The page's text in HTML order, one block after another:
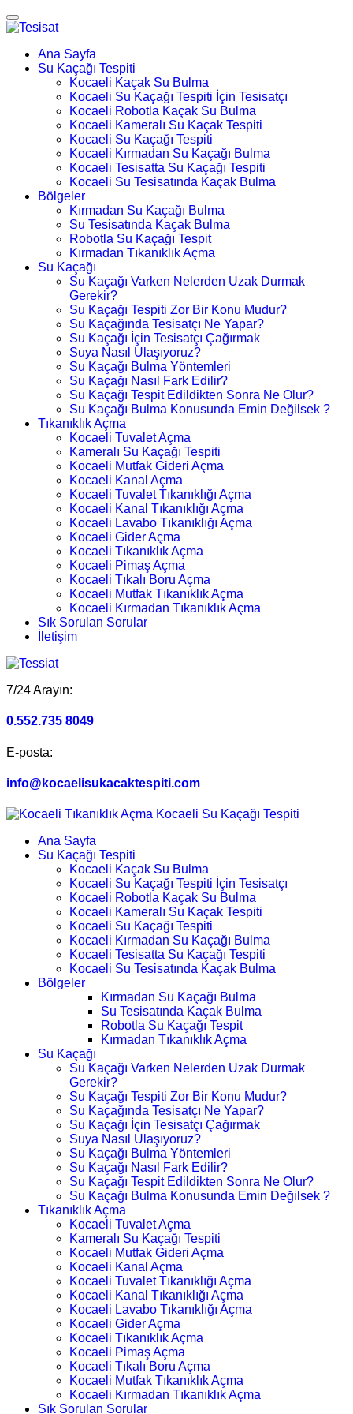
Ana Sayfa
Su Kaçağı Tespiti
Kocaeli Kaçak Su Bulma
Kocaeli Su Kaçağı Tespiti İçin Tesisatçı
Kocaeli Robotla Kaçak Su Bulma
Kocaeli Kameralı Su Kaçak Tespiti
Kocaeli Su Kaçağı Tespiti
Kocaeli Kırmadan Su Kaçağı Bulma
Kocaeli Tesisatta Su Kaçağı Tespiti
Kocaeli Su Tesisatında Kaçak Bulma
Bölgeler
Kırmadan Su Kaçağı Bulma
Su Tesisatında Kaçak Bulma
Robotla Su Kaçağı Tespit
Kırmadan Tıkanıklık Açma
Su Kaçağı
Su Kaçağı Varken Nelerden Uzak Durmak
Gerekir?
Su Kaçağı Tespiti Zor Bir Konu Mudur?
Su Kaçağında Tesisatçı Ne Yapar?
Su Kaçağı İçin Tesisatçı Çağırmak
Suya Nasıl Ulaşıyoruz?
Su Kaçağı Bulma Yöntemleri
Su Kaçağı Nasıl Fark Edilir?
Su Kaçağı Tespit Edildikten Sonra Ne Olur?
Su Kaçağı Bulma Konusunda Emin Değilsek ?
Tıkanıklık Açma
Kocaeli Tuvalet Açma
Kameralı Su Kaçağı Tespiti
Kocaeli Mutfak Gideri Açma
Kocaeli Kanal Açma
Kocaeli Tuvalet Tıkanıklığı Açma
Kocaeli Kanal Tıkanıklığı Açma
Kocaeli Lavabo Tıkanıklığı Açma
Kocaeli Gider Açma
Kocaeli Tıkanıklık Açma
Kocaeli Pimaş Açma
Kocaeli Tıkalı Boru Açma
Kocaeli Mutfak Tıkanıklık Açma
Kocaeli Kırmadan Tıkanıklık Açma
Sık Sorulan Sorular
İletişim
7/24 Arayın:
0.552.735 8049
E-posta:
info@kocaelisukacaktespiti.com
Ana Sayfa
Su Kaçağı Tespiti
Kocaeli Kaçak Su Bulma
Kocaeli Su Kaçağı Tespiti İçin Tesisatçı
Kocaeli Robotla Kaçak Su Bulma
Kocaeli Kameralı Su Kaçak Tespiti
Kocaeli Su Kaçağı Tespiti
Kocaeli Kırmadan Su Kaçağı Bulma
Kocaeli Tesisatta Su Kaçağı Tespiti
Kocaeli Su Tesisatında Kaçak Bulma
Bölgeler
Kırmadan Su Kaçağı Bulma
Su Tesisatında Kaçak Bulma
Robotla Su Kaçağı Tespit
Kırmadan Tıkanıklık Açma
Su Kaçağı
Su Kaçağı Varken Nelerden Uzak Durmak
Gerekir?
Su Kaçağı Tespiti Zor Bir Konu Mudur?
Su Kaçağında Tesisatçı Ne Yapar?
Su Kaçağı İçin Tesisatçı Çağırmak
Suya Nasıl Ulaşıyoruz?
Su Kaçağı Bulma Yöntemleri
Su Kaçağı Nasıl Fark Edilir?
Su Kaçağı Tespit Edildikten Sonra Ne Olur?
Su Kaçağı Bulma Konusunda Emin Değilsek ?
Tıkanıklık Açma
Kocaeli Tuvalet Açma
Kameralı Su Kaçağı Tespiti
Kocaeli Mutfak Gideri Açma
Kocaeli Kanal Açma
Kocaeli Tuvalet Tıkanıklığı Açma
Kocaeli Kanal Tıkanıklığı Açma
Kocaeli Lavabo Tıkanıklığı Açma
Kocaeli Gider Açma
Kocaeli Tıkanıklık Açma
Kocaeli Pimaş Açma
Kocaeli Tıkalı Boru Açma
Kocaeli Mutfak Tıkanıklık Açma
Kocaeli Kırmadan Tıkanıklık Açma
Sık Sorulan Sorular